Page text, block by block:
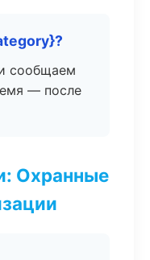
сообщаем
— после
Охранные